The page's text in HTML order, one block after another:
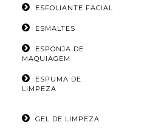
ESFOLIANTE FACIAL
ESMALTES
ESPONJA DE
MAQUIAGEM
ESPUMA DE
LIMPEZA
GEL DE LIMPEZA